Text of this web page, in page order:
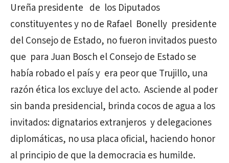
Ureña presidente de los Diputados
constituyentes y no de Rafael Bonelly presidente
del Consejo de Estado, no fueron invitados puesto
que para Juan Bosch el Consejo de Estado se
había robado el país y era peor que Trujillo, una
razón ética los excluye del acto. Asciende al poder
sin banda presidencial, brinda cocos de agua a los
invitados: dignatarios extranjeros y delegaciones
diplomáticas, no usa placa oficial, haciendo honor
al principio de que la democracia es humilde.